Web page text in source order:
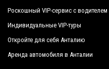
Роскошный VIP-сервис с водителем
Индивидуальные VIP-туры
Откройте для себя Анталию
Аренда автомобиля в Анталии